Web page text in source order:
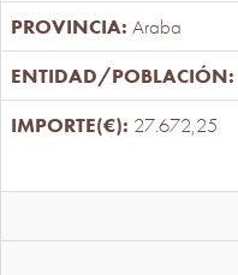
Araba
27.672,25